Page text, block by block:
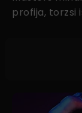
profija, torzsi